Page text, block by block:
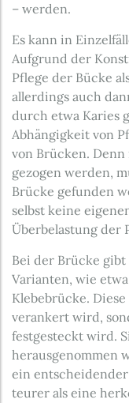
– werden.
Es kann in
Aufgrund der
Pflege der Bücke
allerdings auch
durch etwa Karies
Abhängigkeit von
von Brücken.
gezogen werden,
Brücke gefunden
selbst keine
Überbelastung der
Bei der Brücke
Varianten, wie
Klebebrücke.
verankert wird,
festgesteckt wird.
herausgenommen
ein
teurer als eine